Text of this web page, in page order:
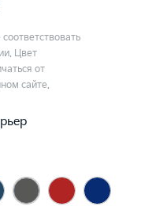
Цвет
от
сайте.